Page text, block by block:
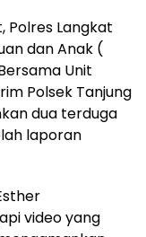
Polres Langkat
dan Anak (
Unit
Polsek Tanjung
dua terduga
laporan
video yang